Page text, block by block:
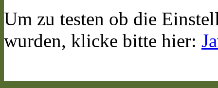
Um zu testen ob die
wurden, klicke bitte hier: